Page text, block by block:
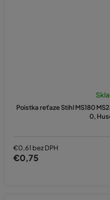
Poistka reťaze Stihl MS180
0,
€0,61 bez DPH
€0,75